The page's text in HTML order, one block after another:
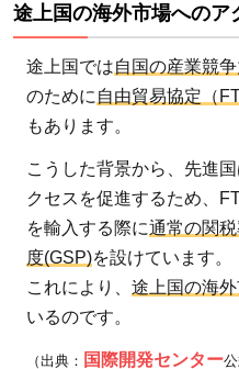
途上国の海外市場へのア
途上国では自国の産業競
のために 自由貿易協定（
もあります。
こうした背景から、先進
クセスを促進するため、
を輸入する際に通常の関
度(GSP)を設けています。
これにより、 途上国の海
いるのです。
（出典： 国際開発センター